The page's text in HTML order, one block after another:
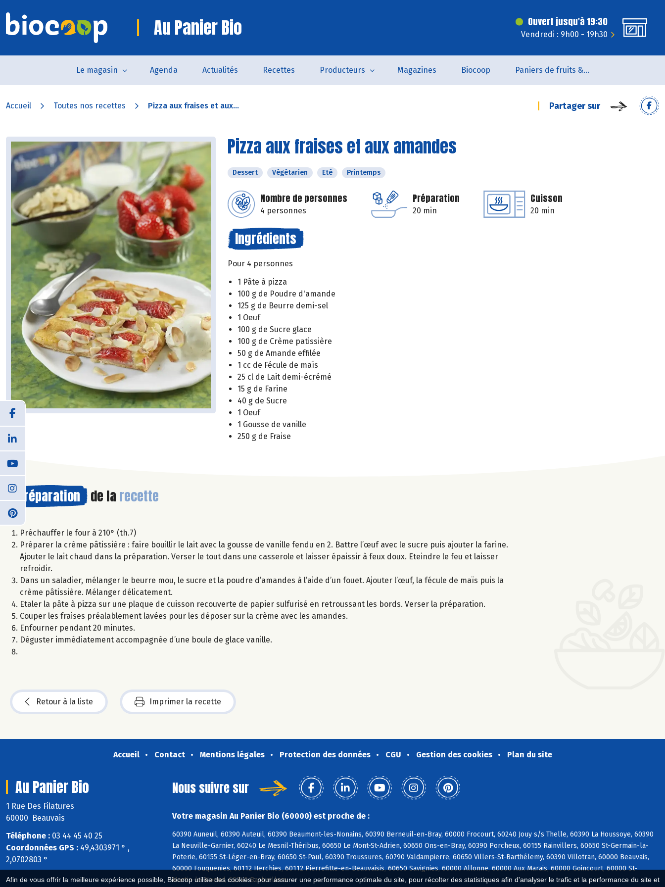
Afin de vous offrir la meilleure expérience possible, Biocoop utilise des cookies : pour assurer une performance optimale du site, pour récolter des statistiques afin d'analyser le trafic et la performance du site et
Au Panier Bio Ouvert jusqu'à 19:30
Vendredi : 9h00 - 19h30
Le magasin Agenda Actualités Recettes Producteurs Magazines Biocoop Paniers de fruits & légumes
Accueil Toutes nos recettes Pizza aux fraises et aux... Partager sur
Pizza aux fraises et aux amandes
Dessert Végétarien Eté Printemps
Nombre de personnes
4 personnes
Préparation
20 min
Cuisson
20 min
Ingrédients
Pour 4 personnes
1 Pâte à pizza
100 g de Poudre d'amande
125 g de Beurre demi-sel
1 Oeuf
100 g de Sucre glace
100 g de Crème patissière
50 g de Amande effilée
1 cc de Fécule de maïs
25 cl de Lait demi-écrémé
15 g de Farine
40 g de Sucre
1 Oeuf
1 Gousse de vanille
250 g de Fraise
Préparation de la recette
Préchauffer le four à 210° (th.7)
Préparer la crème pâtissière : faire bouillir le lait avec la gousse de vanille fendu en 2. Battre l’œuf avec le sucre puis ajouter la farine.
Ajouter le lait chaud dans la préparation. Verser le tout dans une casserole et laisser épaissir à feux doux. Eteindre le feu et laisser
refroidir.
Dans un saladier, mélanger le beurre mou, le sucre et la poudre d’amandes à l’aide d’un fouet. Ajouter l’œuf, la fécule de maïs puis la
crème pâtissière. Mélanger délicatement.
Etaler la pâte à pizza sur une plaque de cuisson recouverte de papier sulfurisé en retroussant les bords. Verser la préparation.
Couper les fraises préalablement lavées pour les déposer sur la crème avec les amandes.
Enfourner pendant 20 minutes.
Déguster immédiatement accompagnée d’une boule de glace vanille.
Retour à la liste Imprimer la recette
Accueil Contact Mentions légales Protection des données CGU Gestion des cookies Plan du site
Au Panier Bio
1 Rue Des Filatures
60000 Beauvais
Téléphone : 03 44 45 40 25
Coordonnées GPS : 49,4303971 ° ,
2,0702803 °
Nous suivre sur
Votre magasin Au Panier Bio (60000) est proche de :
60390 Auneuil, 60390 Auteuil, 60390 Beaumont-les-Nonains, 60390 Berneuil-en-Bray, 60000 Frocourt, 60240 Jouy s/s Thelle, 60390 La Houssoye, 60390
La Neuville-Garnier, 60240 Le Mesnil-Théribus, 60650 Le Mont-St-Adrien, 60650 Ons-en-Bray, 60390 Porcheux, 60155 Rainvillers, 60650 St-Germain-la-
Poterie, 60155 St-Léger-en-Bray, 60650 St-Paul, 60390 Troussures, 60790 Valdampierre, 60650 Villers-St-Barthélemy, 60390 Villotran, 60000 Beauvais,
60000 Fouquenies, 60112 Herchies, 60112 Pierrefitte-en-Beauvaisis, 60650 Savignies, 60000 Allonne, 60000 Aux Marais, 60000 Goincourt, 60000 St-
Martin-le-Noeud, 60240 Bachivillers